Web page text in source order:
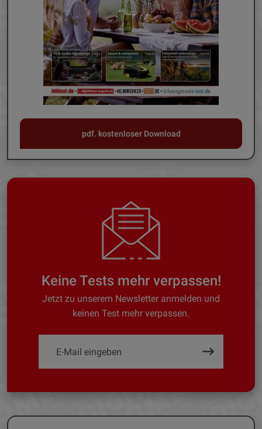
pdf. kostenloser Download
Keine Tests mehr verpassen!
Jetzt zu unserem Newsletter anmelden und
keinen Test mehr verpassen.